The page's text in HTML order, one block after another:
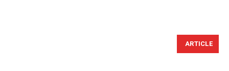
ARTICLE